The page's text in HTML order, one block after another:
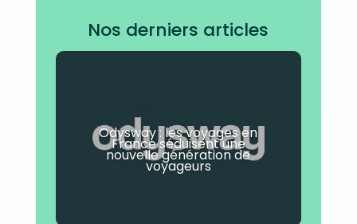
Nos derniers articles
Odysway : les voyages en
France séduisent une
nouvelle génération de
voyageurs